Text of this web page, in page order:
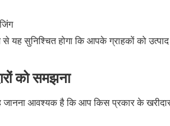
यह सुनिश्चित होगा कि आपके ग्राहकों को
को समझना
आवश्यक है कि आप किस प्रकार के